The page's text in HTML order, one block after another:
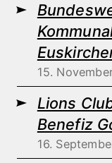
15.
Lions
Benefiz
16.